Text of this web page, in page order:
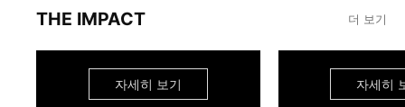
THE IMPACT 더 보기
자세히 보기 자세히